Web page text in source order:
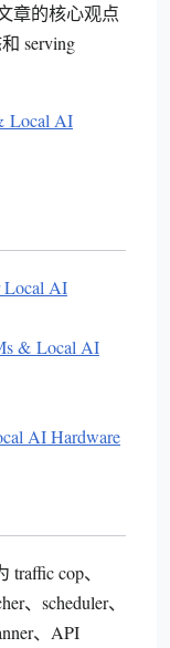
章的核心观点
serving
Local AI
Local AI
& Local AI
AI Hardware
traffic cop、
、scheduler、
、API